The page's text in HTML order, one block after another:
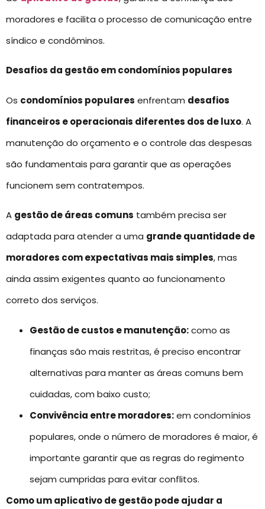
moradores e facilita o processo de comunicação entre
síndico e condôminos.
Desafios da gestão em condomínios populares
Os condomínios populares enfrentam desafios
financeiros e operacionais diferentes dos de luxo. A
manutenção do orçamento e o controle das despesas
são fundamentais para garantir que as operações
funcionem sem contratempos.
A gestão de áreas comuns também precisa ser
adaptada para atender a uma grande quantidade de
moradores com expectativas mais simples, mas
ainda assim exigentes quanto ao funcionamento
correto dos serviços.
Gestão de custos e manutenção:como as
finanças são mais restritas, é preciso encontrar
alternativas para manter as áreas comuns bem
cuidadas, com baixo custo;
Convivência entre moradores:em condomínios
populares, onde o número de moradores é maior, é
importante garantir que as regras do regimento
sejam cumpridas para evitar conflitos.
Como um aplicativo de gestão pode ajudar a